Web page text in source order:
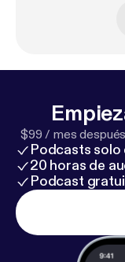
$99 / mes
Podcasts solo
20 horas de
Podcast